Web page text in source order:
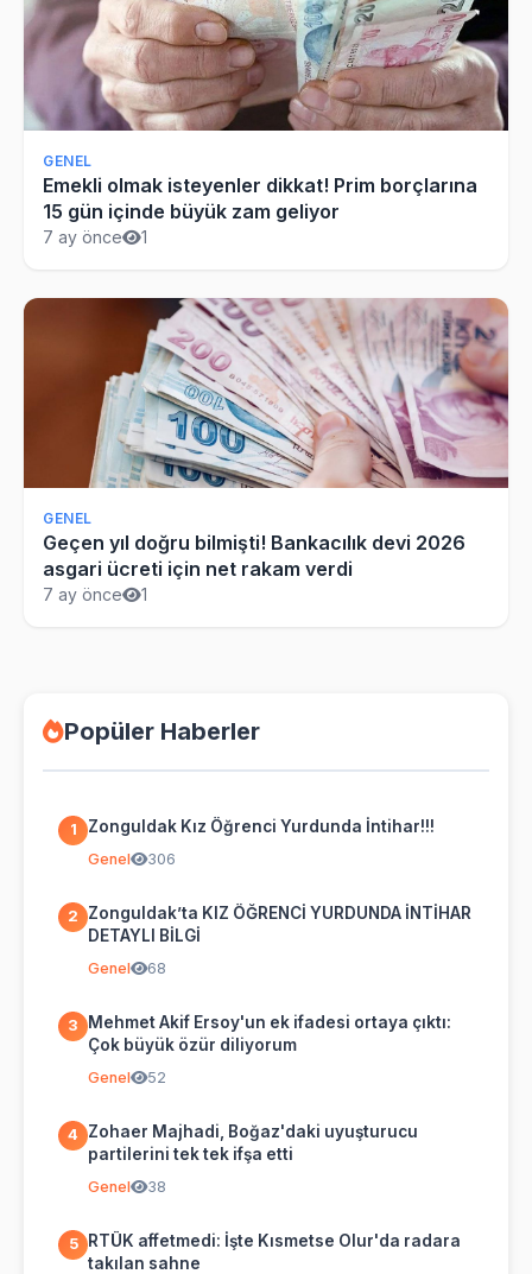
GENEL
Emekli olmak isteyenler dikkat! Prim borçlarına
15 gün içinde büyük zam geliyor
7 ay önce 1
GENEL
Geçen yıl doğru bilmişti! Bankacılık devi 2026
asgari ücreti için net rakam verdi
7 ay önce 1
Popüler Haberler
1 Zonguldak Kız Öğrenci Yurdunda İntihar!!!
Genel 306
2
Zonguldak’ta KIZ ÖĞRENCİ YURDUNDA İNTİHAR
DETAYLI BİLGİ
Genel 68
3
Mehmet Akif Ersoy'un ek ifadesi ortaya çıktı:
Çok büyük özür diliyorum
Genel 52
4
Zohaer Majhadi, Boğaz'daki uyuşturucu
partilerini tek tek ifşa etti
Genel 38
5
RTÜK affetmedi: İşte Kısmetse Olur'da radara
takılan sahne